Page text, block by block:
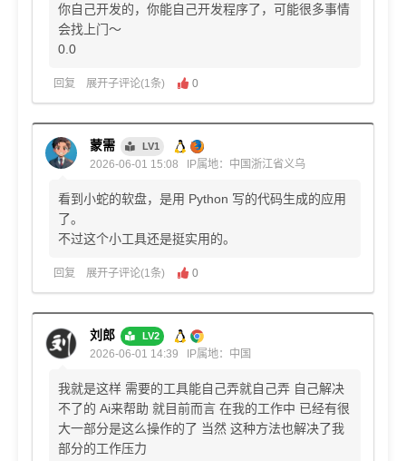
你自己开发的，你能自己开发程序了，可能很多事情
会找上门～
0.0
回复 展开子评论(1条) 0
蒙需 LV1
2026-06-01 15:08 IP属地：中国浙江省义乌
看到小蛇的软盘，是用 Python 写的代码生成的应用
了。
不过这个小工具还是挺实用的。
回复 展开子评论(1条) 0
刘郎 LV2
2026-06-01 14:39 IP属地：中国
我就是这样 需要的工具能自己弄就自己弄 自己解决
不了的 Ai来帮助 就目前而言 在我的工作中 已经有很
大一部分是这么操作的了 当然 这种方法也解决了我
部分的工作压力